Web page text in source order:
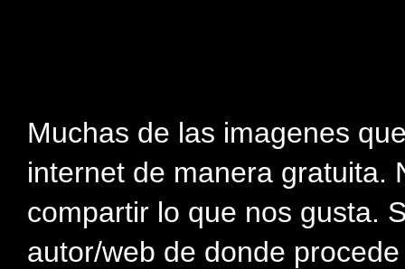
Muchas de las imagenes
internet de manera gratuita.
compartir lo que nos gusta.
autor/web de donde